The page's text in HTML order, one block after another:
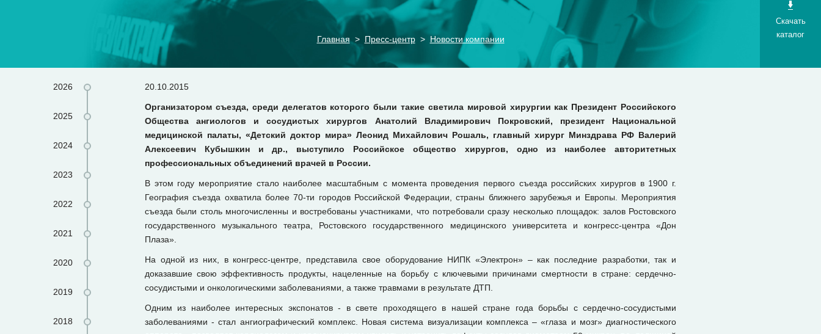
Главная Пресс-центр Новости компании
Скачать
каталог
2026
2025
2024
2023
2022
2021
2020
2019
2018
20.10.2015
Организатором съезда, среди делегатов которого были такие светила мировой хирургии как Президент Российского
Общества ангиологов и сосудистых хирургов Анатолий Владимирович Покровский, президент Национальной
медицинской палаты, «Детский доктор мира» Леонид Михайлович Рошаль, главный хирург Минздрава РФ Валерий
Алексеевич Кубышкин и др., выступило Российское общество хирургов, одно из наиболее авторитетных
профессиональных объединений врачей в России.
В этом году мероприятие стало наиболее масштабным с момента проведения первого съезда российских хирургов в 1900 г.
География съезда охватила более 70-ти городов Российской Федерации, страны ближнего зарубежья и Европы. Мероприятия
съезда были столь многочисленны и востребованы участниками, что потребовали сразу несколько площадок: залов Ростовского
государственного музыкального театра, Ростовского государственного медицинского университета и конгресс-центра «Дон
Плаза».
На одной из них, в конгресс-центре, представила свое оборудование НИПК «Электрон» – как последние разработки, так и
доказавшие свою эффективность продукты, нацеленные на борьбу с ключевыми причинами смертности в стране: сердечно-
сосудистыми и онкологическими заболеваниями, а также травмами в результате ДТП.
Одним из наиболее интересных экспонатов - в свете проходящего в нашей стране года борьбы с сердечно-сосудистыми
заболеваниями - стал ангиографический комплекс. Новая система визуализации комплекса – «глаза и мозг» диагностического